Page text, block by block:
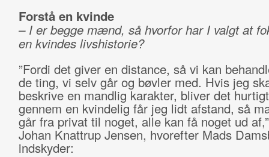
Forstå en kvinde
– I er begge mænd, så hvorfor har I valgt at
en kvindes livshistorie?
”Fordi det giver en distance, så vi kan
de ting, vi selv går og bøvler med. Hvis jeg
beskrive en mandlig karakter, bliver det
gennem en kvindelig får jeg lidt afstand, så
går fra privat til noget, alle kan få noget ud
Johan Knattrup Jensen, hvorefter Mads
indskyder: